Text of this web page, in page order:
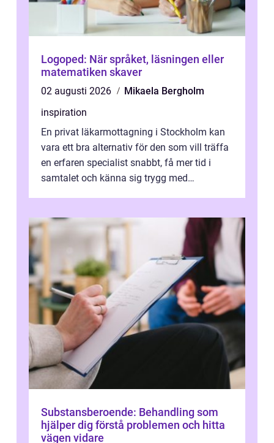
Logoped: När språket, läsningen eller
matematiken skaver
02 augusti 2026
Mikaela Bergholm
inspiration
En privat läkarmottagning i Stockholm kan
vara ett bra alternativ för den som vill träffa
en erfaren specialist snabbt, få mer tid i
samtalet och känna sig trygg med
Substansberoende: Behandling som
hjälper dig förstå problemen och hitta
vägen vidare